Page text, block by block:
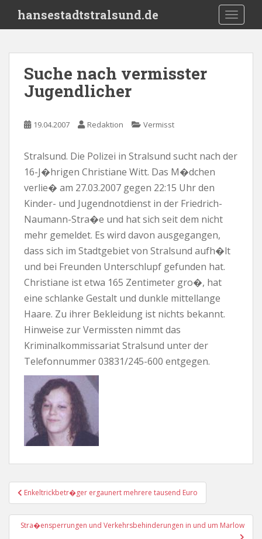
i
hansestadtstralsund.de
Suche nach vermisster
Jugendlicher
19.04.2007 Redaktion Vermisst
Stralsund. Die Polizei in Stralsund sucht nach der
16-J�hrigen Christiane Witt. Das M�dchen
verlie� am 27.03.2007 gegen 22:15 Uhr den
Kinder- und Jugendnotdienst in der Friedrich-
Naumann-Stra�e und hat sich seit dem nicht
mehr gemeldet. Es wird davon ausgegangen,
dass sich im Stadtgebiet von Stralsund aufh�lt
und bei Freunden Unterschlupf gefunden hat.
Christiane ist etwa 165 Zentimeter gro�, hat
eine schlanke Gestalt und dunkle mittellange
Haare. Zu ihrer Bekleidung ist nichts bekannt.
Hinweise zur Vermissten nimmt das
Kriminalkommissariat Stralsund unter der
Telefonnummer 03831/245-600 entgegen.
Beitragsnavigation
Enkeltrickbetr�ger ergaunert mehrere tausend Euro
Stra�ensperrungen und Verkehrsbehinderungen in und um Marlow